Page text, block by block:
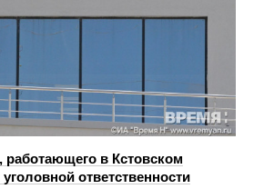
работающего в Кстовском
ответственности